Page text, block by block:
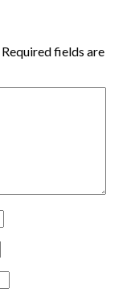
Required fields are